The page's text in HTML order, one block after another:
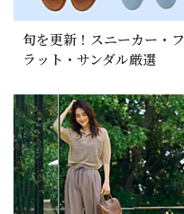
旬を更新！スニーカー・フ
ラット・サンダル厳選